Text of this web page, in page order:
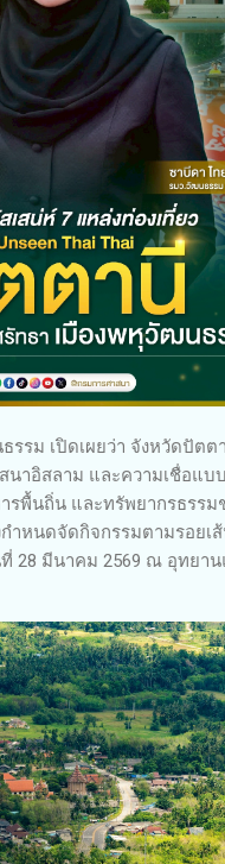
รรม เปิดเผยว่า จังหวัดปั
าอิสลาม และความเชื่อแ
พื้นถิ่น และทรัพยากรธรร
หนดจัดกิจกรรมตามรอยเ
28 มีนาคม 2569 ณ อุทยา